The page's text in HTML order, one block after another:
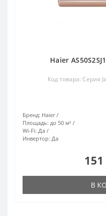
Haier
Код товара: Серия
Бренд: Haier
Площадь: до 50 м²
Wi-Fi: Да
Инвертор: Да
В